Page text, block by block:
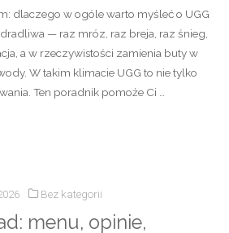
dlaczego w ogóle warto myśleć o UGG
— raz mróz, raz breja, raz śnieg,
a w rzeczywistości zamienia buty w
W takim klimacie UGG to nie tylko
Ten poradnik pomoże Ci …
Bez kategorii
menu, opinie,